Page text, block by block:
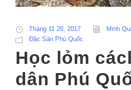
Tháng 11 28, 2017
Minh
Đặc Sản Phú Quốc
Học lỏm
dân Phú